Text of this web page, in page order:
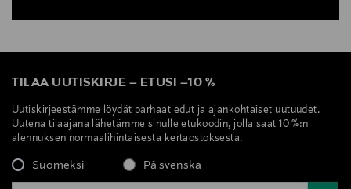
TILAA UUTISKIRJE – ETUSI –10 %
Uutiskirjeestämme löydät parhaat edut ja ajankohtaiset uutuudet.
Uutena tilaajana lähetämme sinulle etukoodin, jolla saat 10 %:n
alennuksen normaalihintaisesta kertaostoksesta.
Suomeksi På svenska